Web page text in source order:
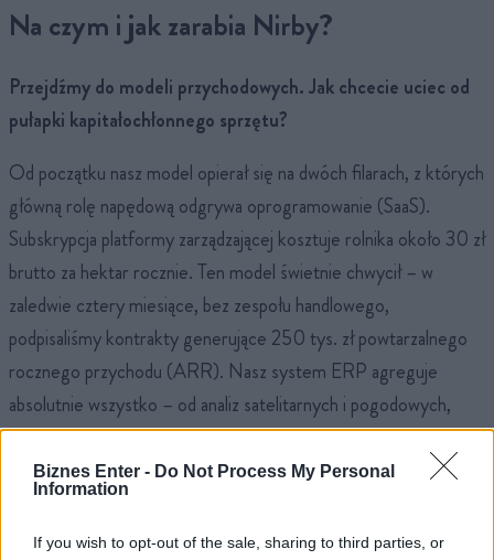
Biznes Enter - Do Not Process My Personal
Information
If you wish to opt-out of the sale, sharing to third parties, or
Na czym i jak zarabia Nirby?
Przejdźmy do modeli przychodowych. Jak chcecie uciec od
pułapki kapitałochłonnego sprzętu?
Od początku nasz model opierał się na dwóch filarach, z których
główną rolę napędową odgrywa oprogramowanie (SaaS).
Subskrypcja platformy zarządzającej kosztuje rolnika około 30 zł
brutto za hektar rocznie. Ten model świetnie chwycił – w
zaledwie cztery miesiące, bez zespołu handlowego,
podpisaliśmy kontrakty generujące 250 tys. zł powtarzalnego
rocznego przychodu (ARR). Nasz system ERP agreguje
absolutnie wszystko – od analiz satelitarnych i pogodowych,
przez zarządzanie pracownikami i maszynami, aż po ewidencję dla
ARiMR.